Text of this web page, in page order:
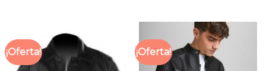
¡Oferta! ¡Oferta!